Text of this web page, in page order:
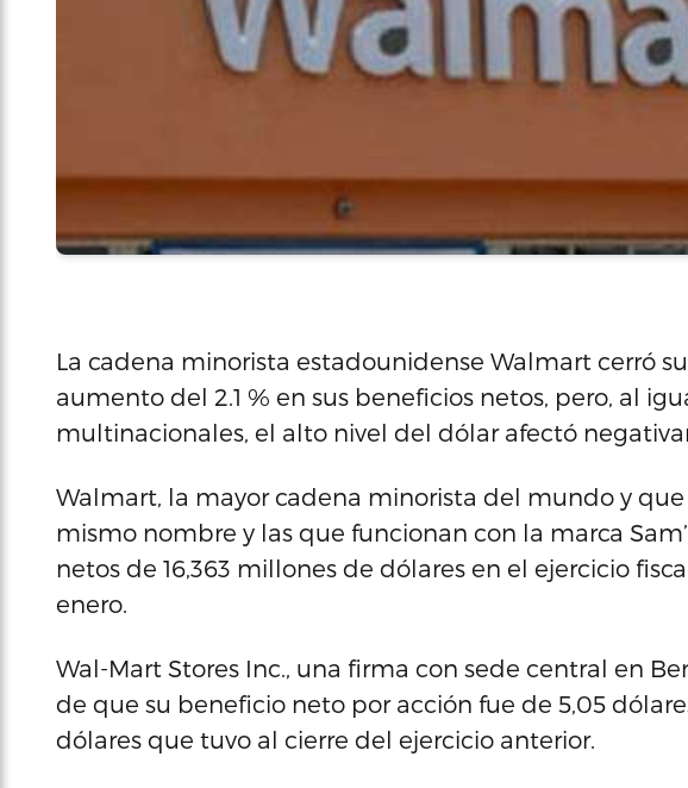
La cadena minorista estadounidense Walmart cerró
aumento del 2.1 % en sus beneficios netos, pero, al
multinacionales, el alto nivel del dólar afectó
Walmart, la mayor cadena minorista del mundo y
mismo nombre y las que funcionan con la marca
netos de 16,363 millones de dólares en el ejercicio
enero.
Wal-Mart Stores Inc., una firma con sede central en
de que su beneficio neto por acción fue de 5,05
dólares que tuvo al cierre del ejercicio anterior.